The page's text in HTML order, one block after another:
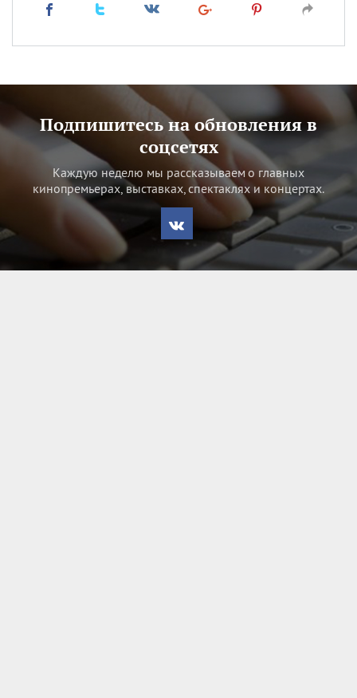
Подпишитесь на обновления в
соцсетях
Каждую неделю мы рассказываем о главных
кинопремьерах, выставках, спектаклях и концертах.